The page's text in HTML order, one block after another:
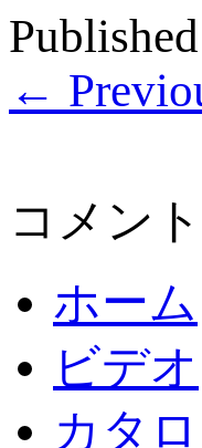
Published
←
コメン
ホーム
ビデオ
カタ